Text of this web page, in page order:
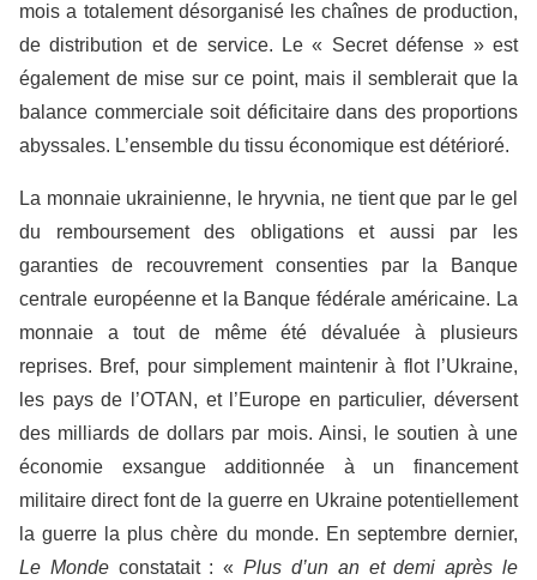
mois a totalement désorganisé les chaînes de production,
de distribution et de service. Le « Secret défense » est
également de mise sur ce point, mais il semblerait que la
balance commerciale soit déficitaire dans des proportions
abyssales. L’ensemble du tissu économique est détérioré.
La monnaie ukrainienne, le hryvnia, ne tient que par le gel
du remboursement des obligations et aussi par les
garanties de recouvrement consenties par la Banque
centrale européenne et la Banque fédérale américaine. La
monnaie a tout de même été dévaluée à plusieurs
reprises. Bref, pour simplement maintenir à flot l’Ukraine,
les pays de l’OTAN, et l’Europe en particulier, déversent
des milliards de dollars par mois. Ainsi, le soutien à une
économie exsangue additionnée à un financement
militaire direct font de la guerre en Ukraine potentiellement
la guerre la plus chère du monde. En septembre dernier,
Le Mondeconstatait : « Plus d’un an et demi après le